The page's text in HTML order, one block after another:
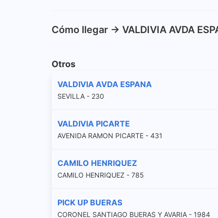
Cómo llegar -> VALDIVIA AVDA
Otros
VALDIVIA AVDA ESPANA
SEVILLA - 230
VALDIVIA PICARTE
AVENIDA RAMON PICARTE - 431
CAMILO HENRIQUEZ
CAMILO HENRIQUEZ - 785
PICK UP BUERAS
CORONEL SANTIAGO BUERAS Y AVARIA - 1984